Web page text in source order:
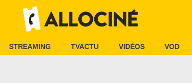
STREAMING TVACTU VIDÉOS VOD